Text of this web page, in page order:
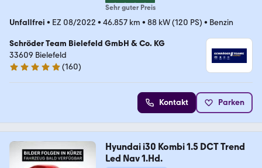
Sehr guter Preis
Unfallfrei • EZ 08/2022 • 46.857 km • 88 kW (120 PS) • Benzin
Schröder Team Bielefeld GmbH & Co. KG
33609 Bielefeld
4.8 Sterne
(160)
Kontakt Parken
Hyundai i30 Kombi 1.5 DCT Trend
Led Nav 1.Hd.